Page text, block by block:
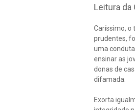
Leitura da
Caríssimo, o
prudentes,
uma
ensinar as
donas de
difamada.
Exorta